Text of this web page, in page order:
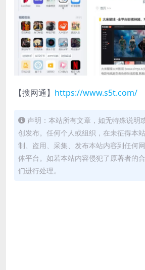
【搜网通】 https://www.s5t.com/
声明：本站所有文章，如无特殊说明
创发布。任何个人或组织，在未征得本
制、盗用、采集、发布本站内容到任何
体平台。如若本站内容侵犯了原著者的
们进行处理。